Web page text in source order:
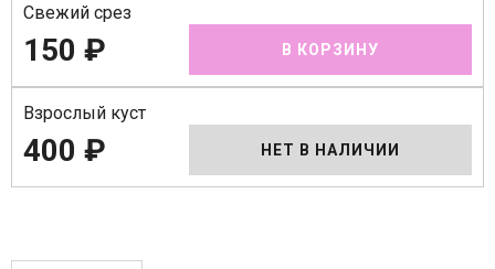
Свежий срез
150 ₽ В КОРЗИНУ
Взрослый куст
400 ₽ НЕТ В НАЛИЧИИ